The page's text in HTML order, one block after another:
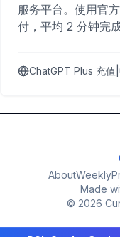
服务平台。使用官
付，平均 2 分钟完
ChatGPT Plus 充值
AboutWeekly
Made
© 2026